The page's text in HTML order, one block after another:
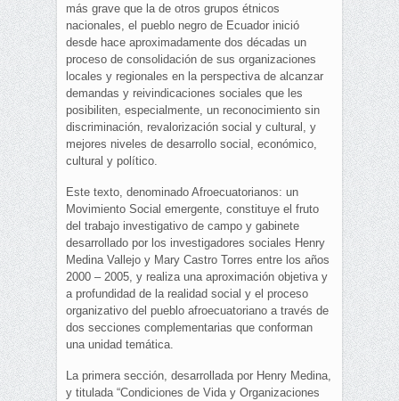
más grave que la de otros grupos étnicos
nacionales, el pueblo negro de Ecuador inició
desde hace aproximadamente dos décadas un
proceso de consolidación de sus organizaciones
locales y regionales en la perspectiva de alcanzar
demandas y reivindicaciones sociales que les
posibiliten, especialmente, un reconocimiento sin
discriminación, revalorización social y cultural, y
mejores niveles de desarrollo social, económico,
cultural y político.
Este texto, denominado Afroecuatorianos: un
Movimiento Social emergente, constituye el fruto
del trabajo investigativo de campo y gabinete
desarrollado por los investigadores sociales Henry
Medina Vallejo y Mary Castro Torres entre los años
2000 – 2005, y realiza una aproximación objetiva y
a profundidad de la realidad social y el proceso
organizativo del pueblo afroecuatoriano a través de
dos secciones complementarias que conforman
una unidad temática.
La primera sección, desarrollada por Henry Medina,
y titulada “Condiciones de Vida y Organizaciones